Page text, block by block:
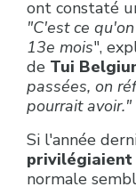
ont constaté
"C'est ce
13e mois",
de Tui
passées, on
pourrait avoir."
Si l'année
normale